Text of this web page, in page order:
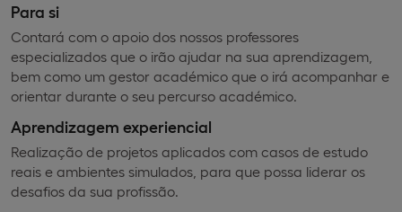
Para si
Contará com o apoio dos nossos professores
especializados que o irão ajudar na sua aprendizagem,
bem como um gestor académico que o irá acompanhar e
orientar durante o seu percurso académico.
Aprendizagem experiencial
Realização de projetos aplicados com casos de estudo
reais e ambientes simulados, para que possa liderar os
desafios da sua profissão.